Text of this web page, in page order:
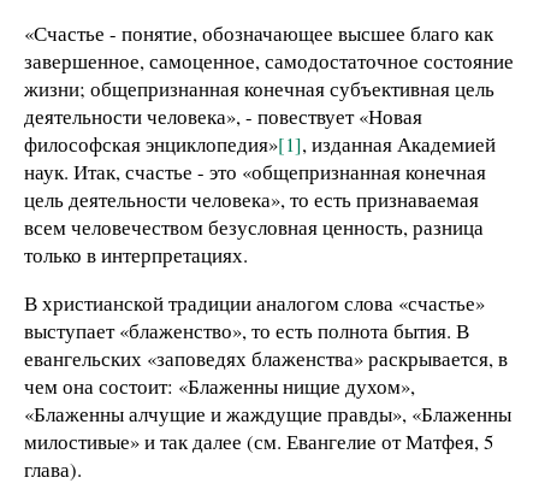
«Счастье - понятие, обозначающее высшее благо как
завершенное, самоценное, самодостаточное состояние
жизни; общепризнанная конечная субъективная цель
деятельности человека», - повествует «Новая
философская энциклопедия»[1], изданная Академией
наук. Итак, счастье - это «общепризнанная конечная
цель деятельности человека», то есть признаваемая
всем человечеством безусловная ценность, разница
только в интерпретациях.
В христианской традиции аналогом слова «счастье»
выступает «блаженство», то есть полнота бытия. В
евангельских «заповедях блаженства» раскрывается, в
чем она состоит: «Блаженны нищие духом»,
«Блаженны алчущие и жаждущие правды», «Блаженны
милостивые» и так далее (см. Евангелие от Матфея, 5
глава).